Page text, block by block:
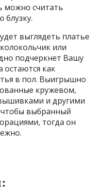
можно считать
блузку.
выглядеть платье
или
подчеркнет Вашу
остаются как
в пол. Выигрышно
кружевом,
и другими
выбранный
тогда он